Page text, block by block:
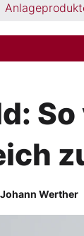
Johann Werther